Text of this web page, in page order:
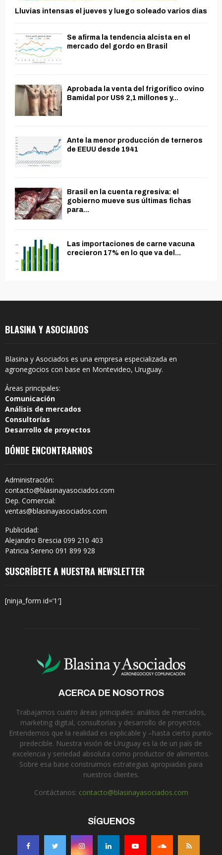
Lluvias intensas el jueves y luego soleado varios días
Se afirma la tendencia alcista en el
mercado del gordo en Brasil
Aprobada la venta del frigorífico ovino
Bamidal por US$ 2,1 millones y...
Ante la menor producción de terneros
de EEUU desde 1941
Brasil en la cuenta regresiva: el
gobierno mueve sus últimas fichas
para...
Las importaciones de carne vacuna
crecieron 17% en lo que va del...
BLASINA Y ASOCIADOS
Blasina y Asociados es una empresa especializada en
agronegocios con base en Montevideo, Uruguay.
Áreas principales:
Comunicación
Análisis de mercados
Consultorías
Desarrollo de proyectos
DÓNDE ENCONTRARNOS
Administración:
contacto@blasinayasociados.com
Dep. Comercial:
ventas@blasinayasociados.com
Publicidad:
Alejandro Brescia 099 210 403
Patricia Sereno 091 899 928
SUSCRÍBETE A NUESTRA NEWSLETTER
[ninja_form id=’1′]
ACERCA DE NOSOTROS
Trabajamos cuatro áreas principales: análisis de mercados,
marketing digital, consultorías y desarrollo de proyectos.
Entendemos que la realidad es explicable y –hasta cierto punto-
predecible. Nuestra visión de Uruguay es la de un país de
excelencia y seriedad absoluta como productor de alimentos.
Sobre esa base construimos estrategias apropiadas para
nuestros clientes.
Contáctanos: contacto@blasinayasociados.com
SÍGUENOS